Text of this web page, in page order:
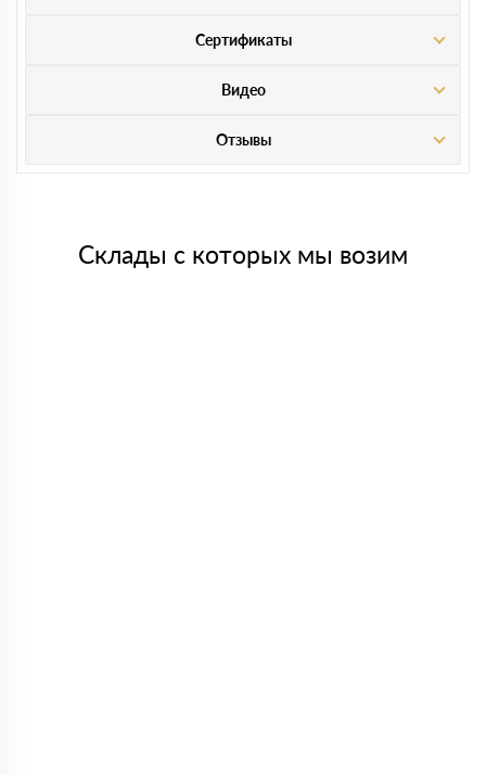
Сертификаты
Видео
Отзывы
Склады с которых мы возим